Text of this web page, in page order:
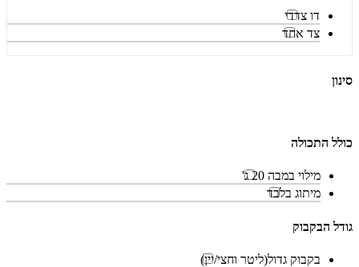
דו צדדי
צד אחד
סינון
כולל התכולה
מילוי במבה 20 ג'
מיתוג בלבד
גודל הבקבוק
בקבוק גדול(ליטר וחצי/יין)